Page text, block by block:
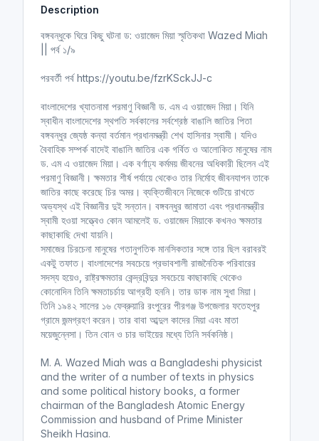
e
n
Description
বঙ্গবন্ধুকে ঘিরে কিছু ঘটনা ড: ওয়াজেদ মিয়া স্মৃতিকথা Wazed Miah
|| পর্ব ১/৯
পরবর্তী পর্ব https://youtu.be/fzrKSckJJ-c
বাংলাদেশের খ্যাতনামা পরমাণু বিজ্ঞানী ড. এম এ ওয়াজেদ মিয়া। যিনি
স্বাধীন বাংলাদেশের স্থপতি সর্বকালের সর্বশ্রেষ্ঠ বাঙালি জাতির পিতা
বঙ্গবন্ধুর জ্যেষ্ঠ কন্যা বর্তমান প্রধানমন্ত্রী শেখ হাসিনার স্বামী। যদিও
বৈবাহিক সম্পর্ক বাদেই বাঙালি জাতির এক গর্বিত ও আলোকিত মানুষের নাম
ড. এম এ ওয়াজেদ মিয়া। এক বর্ণাঢ্য কর্মময় জীবনের অধিকারী ছিলেন এই
পরমাণু বিজ্ঞানী। ক্ষমতার শীর্ষ পর্যায়ে থেকেও তার নির্মোহ জীবনযাপন তাকে
জাতির কাছে করেছে চির অমর। ব্যক্তিজীবনে নিজেকে গুটিয়ে রাখতে
অভ্যস্থ এই বিজ্ঞানীর দুই সন্তান। বঙ্গবন্ধুর জামাতা এবং প্রধানমন্ত্রীর
স্বামী হওয়া সত্ত্বেও কোন আমলেই ড. ওয়াজেদ মিয়াকে কখনও ক্ষমতার
কাছাকাছি দেখা যায়নি।
সমাজের চিরচেনা মানুষের গতানুগতিক মানসিকতার সঙ্গে তার ছিল বরাবরই
একটু তফাত। বাংলাদেশের সবচেয়ে প্রভাবশালী রাজনৈতিক পরিবারের
সদস্য হয়েও, রাষ্ট্রক্ষমতার কেন্দ্রবিন্দুর সবচেয়ে কাছাকাছি থেকেও
কোনোদিন তিনি ক্ষমতাচর্চায় আগ্রহী হননি। তার ডাক নাম সুধা মিয়া।
তিনি ১৯৪২ সালের ১৬ ফেব্রুয়ারি রংপুরের পীরগঞ্জ উপজেলার ফতেহপুর
গ্রামে জন্মগ্রহণ করেন। তার বাবা আব্দুল কাদের মিয়া এবং মাতা
ময়েজুন্নেসা। তিন বোন ও চার ভাইয়ের মধ্যে তিনি সর্বকনিষ্ঠ।
M. A. Wazed Miah was a Bangladeshi physicist
and the writer of a number of texts in physics
and some political history books, a former
chairman of the Bangladesh Atomic Energy
Commission and husband of Prime Minister
Sheikh Hasina.